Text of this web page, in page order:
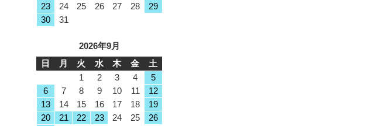
23
24 25 26 27 28
29
30
31
2026年9月
日
月 火 水 木 金
土
1
2 3 4
5
6
7 8 9 10 11
12
13
14 15 16 17 18
19
20
21 22 23 24 25
26